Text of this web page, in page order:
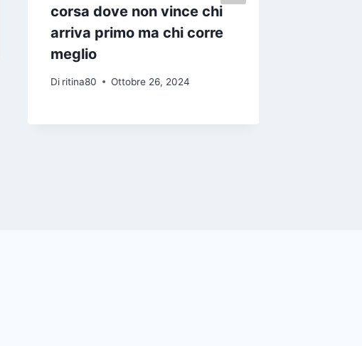
corsa dove non vince chi
arriva primo ma chi corre
meglio
Di ritina80 Ottobre 26, 2024